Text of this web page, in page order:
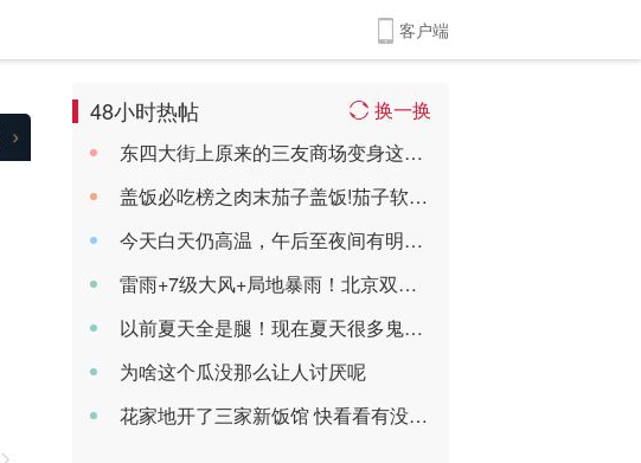
客户端
48小时热帖
换一换
东四大街上原来的三友商场变身这样喽 ...
盖饭必吃榜之肉末茄子盖饭!茄子软嫩入味， ...
今天白天仍高温，午后至夜间有明显雷雨，最 ...
雷雨+7级大风+局地暴雨！北京双预警齐发→ ...
以前夏天全是腿！现在夏天很多鬼！ ...
为啥这个瓜没那么让人讨厌呢
花家地开了三家新饭馆 快看看有没有您想吃 ...